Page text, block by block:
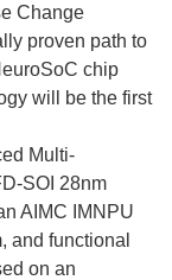
Change
proven path to
chip
will be the first
Multi-
SOI 28nm
AIMC IMNPU
and functional
on an